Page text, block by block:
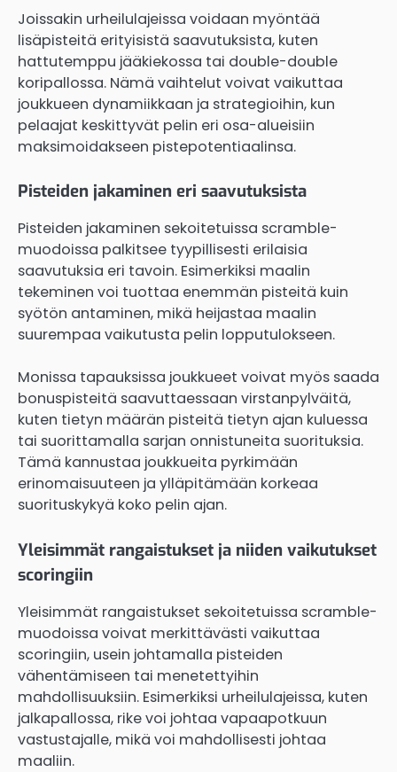
Joissakin urheilulajeissa voidaan myöntää
lisäpisteitä erityisistä saavutuksista, kuten
hattutemppu jääkiekossa tai double-double
koripallossa. Nämä vaihtelut voivat vaikuttaa
joukkueen dynamiikkaan ja strategioihin, kun
pelaajat keskittyvät pelin eri osa-alueisiin
maksimoidakseen pistepotentiaalinsa.
Pisteiden jakaminen eri saavutuksista
Pisteiden jakaminen sekoitetuissa scramble-
muodoissa palkitsee tyypillisesti erilaisia
saavutuksia eri tavoin. Esimerkiksi maalin
tekeminen voi tuottaa enemmän pisteitä kuin
syötön antaminen, mikä heijastaa maalin
suurempaa vaikutusta pelin lopputulokseen.
Monissa tapauksissa joukkueet voivat myös saada
bonuspisteitä saavuttaessaan virstanpylväitä,
kuten tietyn määrän pisteitä tietyn ajan kuluessa
tai suorittamalla sarjan onnistuneita suorituksia.
Tämä kannustaa joukkueita pyrkimään
erinomaisuuteen ja ylläpitämään korkeaa
suorituskykyä koko pelin ajan.
Yleisimmät rangaistukset ja niiden vaikutukset
scoringiin
Yleisimmät rangaistukset sekoitetuissa scramble-
muodoissa voivat merkittävästi vaikuttaa
scoringiin, usein johtamalla pisteiden
vähentämiseen tai menetettyihin
mahdollisuuksiin. Esimerkiksi urheilulajeissa, kuten
jalkapallossa, rike voi johtaa vapaapotkuun
vastustajalle, mikä voi mahdollisesti johtaa
maaliin.